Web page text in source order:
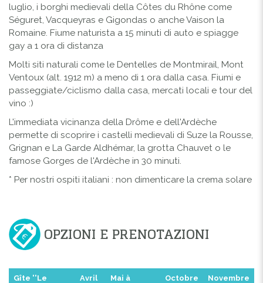
luglio, i borghi medievali della Côtes du Rhône come
Séguret, Vacqueyras e Gigondas o anche Vaison la
Romaine. Fiume naturista a 15 minuti di auto e spiagge
gay a 1 ora di distanza
Molti siti naturali come le Dentelles de Montmirail, Mont
Ventoux (alt. 1912 m) a meno di 1 ora dalla casa. Fiumi e
passeggiate/ciclismo dalla casa, mercati locali e tour del
vino :)
L'immediata vicinanza della Drôme e dell'Ardèche
permette di scoprire i castelli medievali di Suze la Rousse,
Grignan e La Garde Aldhémar, la grotta Chauvet o le
famose Gorges de l'Ardèche in 30 minuti.
* Per nostri ospiti italiani : non dimenticare la crema solare
OPZIONI E PRENOTAZIONI
Gîte ''Le Avril Mai à Octobre Novembre